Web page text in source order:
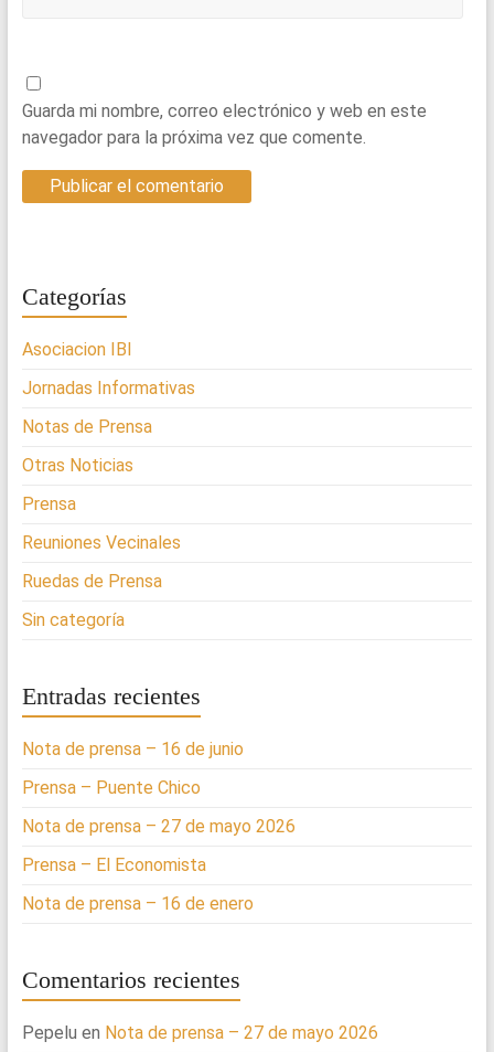
Guarda mi nombre, correo electrónico y web en este
navegador para la próxima vez que comente.
Categorías
Asociacion IBI
Jornadas Informativas
Notas de Prensa
Otras Noticias
Prensa
Reuniones Vecinales
Ruedas de Prensa
Sin categoría
Entradas recientes
Nota de prensa – 16 de junio
Prensa – Puente Chico
Nota de prensa – 27 de mayo 2026
Prensa – El Economista
Nota de prensa – 16 de enero
Comentarios recientes
Pepelu en Nota de prensa – 27 de mayo 2026